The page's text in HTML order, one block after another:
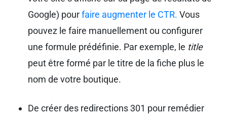
Google) pourfaire augmenter le CTR. Vous
pouvez le faire manuellement ou configurer
une formule prédéfinie. Par exemple, le title
peut être formé par le titre de la fiche plus le
nom de votre boutique.
De créer des redirections 301 pour remédier